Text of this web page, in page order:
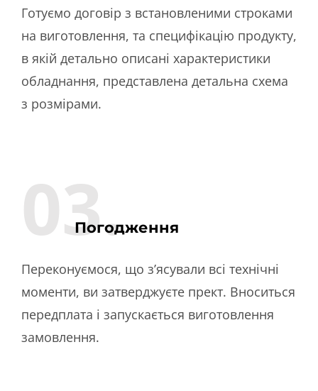
Готуємо договір з встановленими строками
на виготовлення, та специфікацію продукту,
в якій детально описані характеристики
обладнання, представлена детальна схема
з розмірами.
03.Погодження
Переконуємося, що з’ясували всі технічні
моменти, ви затверджуєте прект. Вноситься
передплата і запускається виготовлення
замовлення.